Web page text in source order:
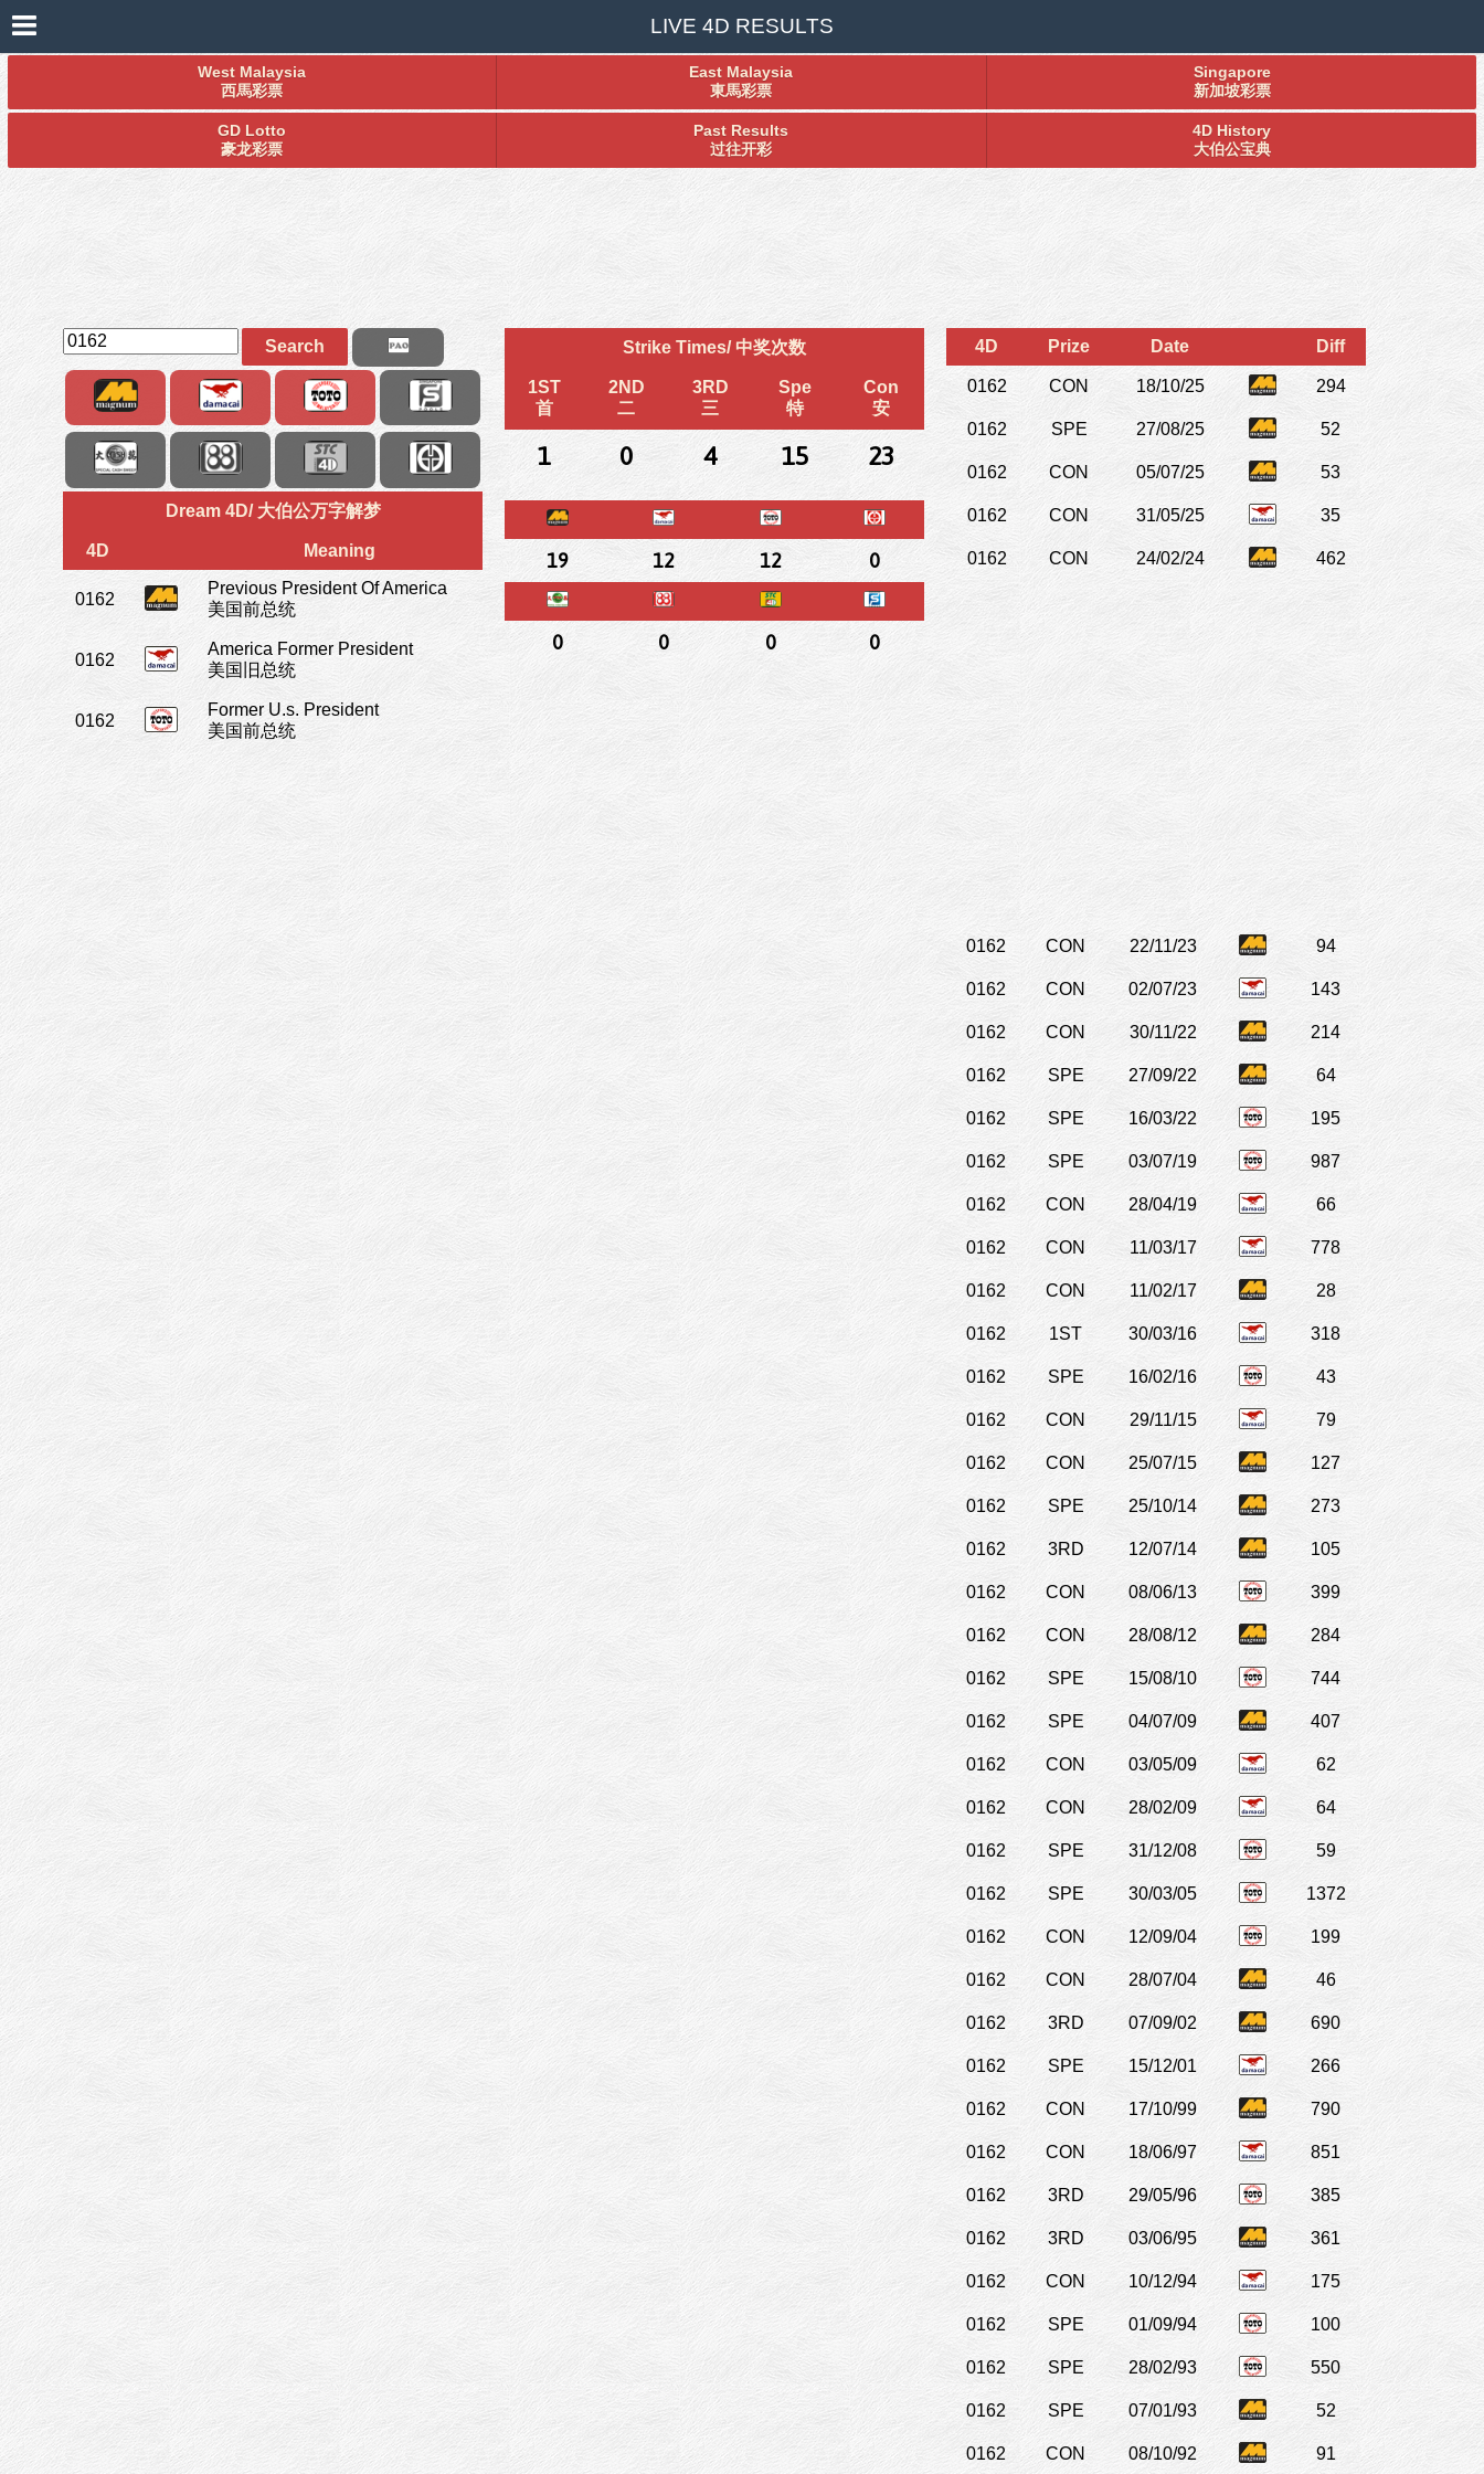
LIVE 4D RESULTS
West Malaysia
西馬彩票
East Malaysia
東馬彩票
Singapore
新加坡彩票
GD Lotto
豪龙彩票
Past Results
过往开彩
4D History
大伯公宝典
Search
Dream 4D/ 大伯公万字解梦
4D Meaning
0162
Previous President Of America
美国前总统
0162
America Former President
美国旧总统
0162
Former U.s. President
美国前总统
Strike Times/ 中奖次数
1ST
首
2ND
二
3RD
三
Spe
特
Con
安
1 0 4 15 23
19 12 12 0
0 0 0 0
4D Prize Date Diff
0162 CON 18/10/25 294
0162 SPE 27/08/25 52
0162 CON 05/07/25 53
0162 CON 31/05/25 35
0162 CON 24/02/24 462
0162 CON 22/11/23 94
0162 CON 02/07/23 143
0162 CON 30/11/22 214
0162 SPE 27/09/22 64
0162 SPE 16/03/22 195
0162 SPE 03/07/19 987
0162 CON 28/04/19 66
0162 CON 11/03/17 778
0162 CON 11/02/17 28
0162 1ST 30/03/16 318
0162 SPE 16/02/16 43
0162 CON 29/11/15 79
0162 CON 25/07/15 127
0162 SPE 25/10/14 273
0162 3RD 12/07/14 105
0162 CON 08/06/13 399
0162 CON 28/08/12 284
0162 SPE 15/08/10 744
0162 SPE 04/07/09 407
0162 CON 03/05/09 62
0162 CON 28/02/09 64
0162 SPE 31/12/08 59
0162 SPE 30/03/05 1372
0162 CON 12/09/04 199
0162 CON 28/07/04 46
0162 3RD 07/09/02 690
0162 SPE 15/12/01 266
0162 CON 17/10/99 790
0162 CON 18/06/97 851
0162 3RD 29/05/96 385
0162 3RD 03/06/95 361
0162 CON 10/12/94 175
0162 SPE 01/09/94 100
0162 SPE 28/02/93 550
0162 SPE 07/01/93 52
0162 CON 08/10/92 91